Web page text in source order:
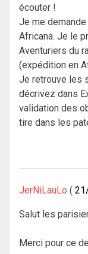
écouter !
Je me
Africana. Je le
Aventuriers du
(expédition en
Je retrouve les
décrivez dans
validation des
tire dans les
JerNiLauLo
Salut les
Merci pour ce